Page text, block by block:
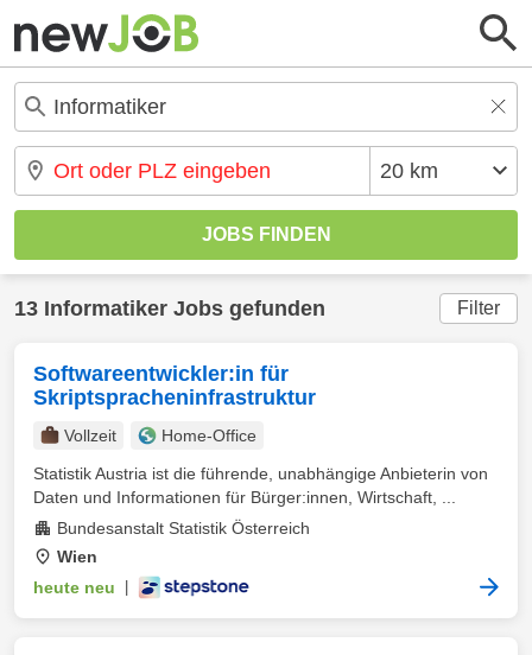
13 Informatiker Jobs gefunden Filter
Softwareentwickler:in für
Skriptspracheninfrastruktur
Vollzeit
Home-Office
Statistik Austria ist die führende, unabhängige Anbieterin von
Daten und Informationen für Bürger:innen, Wirtschaft, ...
Bundesanstalt Statistik Österreich
Wien
heute neu